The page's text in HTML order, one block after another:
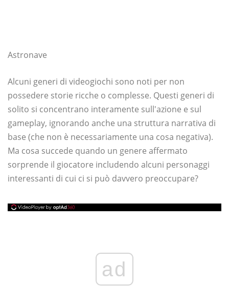
Astronave
Alcuni generi di videogiochi sono noti per non
possedere storie ricche o complesse. Questi generi di
solito si concentrano interamente sull'azione e sul
gameplay, ignorando anche una struttura narrativa di
base (che non è necessariamente una cosa negativa).
Ma cosa succede quando un genere affermato
sorprende il giocatore includendo alcuni personaggi
interessanti di cui ci si può davvero preoccupare?
ad